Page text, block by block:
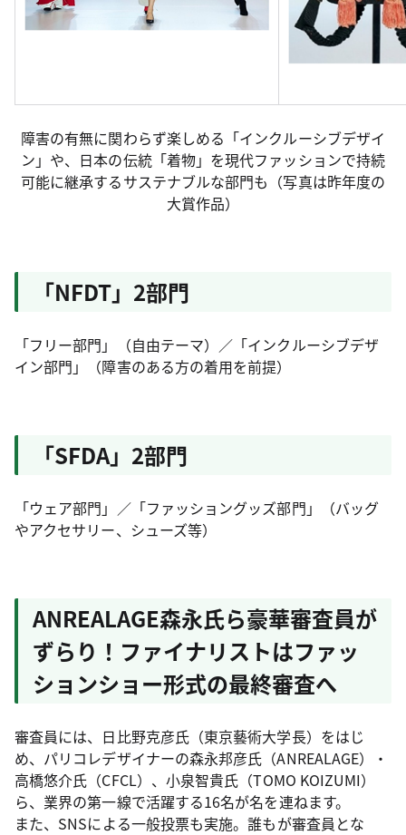
障害の有無に関わらず楽しめる「インクルーシブデザイ
ン」や、日本の伝統「着物」を現代ファッションで持続
可能に継承するサステナブルな部門も（写真は昨年度の
大賞作品）
「NFDT」2部門
「フリー部門」（自由テーマ）／「インクルーシブデザ
イン部門」（障害のある方の着用を前提）
「SFDA」2部門
「ウェア部門」／「ファッショングッズ部門」（バッグ
やアクセサリー、シューズ等）
ANREALAGE森永氏ら豪華審査員が
ずらり！ファイナリストはファッ
ションショー形式の最終審査へ
審査員には、日比野克彦氏（東京藝術大学長）をはじ
め、パリコレデザイナーの森永邦彦氏（ANREALAGE）・
高橋悠介氏（CFCL）、小泉智貴氏（TOMO KOIZUMI）
ら、業界の第一線で活躍する16名が名を連ねます。
また、SNSによる一般投票も実施。誰もが審査員とな